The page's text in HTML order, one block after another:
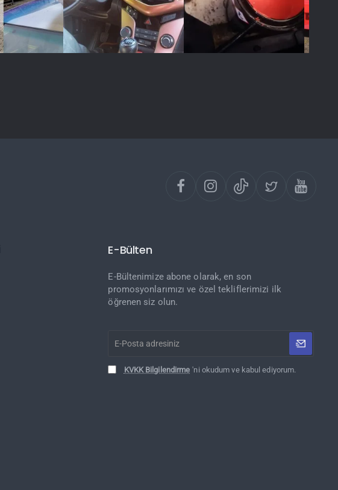
E-Bülten
E-Bültenimize abone olarak, en son
promosyonlarımızı ve özel tekliflerimizi ilk
öğrenen siz olun.
Posta
KVKK Bilgilendirme 'ni okudum ve kabul ediyorum.